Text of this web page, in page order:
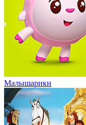
Малышарики